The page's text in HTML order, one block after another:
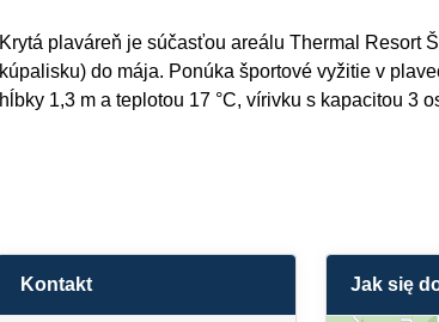
Krytá plaváreň je súčasťou areálu Thermal Resort
kúpalisku) do mája. Ponúka športové vyžitie v
hĺbky 1,3 m a teplotou 17 °C, vírivku s kapacitou 3
Kontakt Jak się